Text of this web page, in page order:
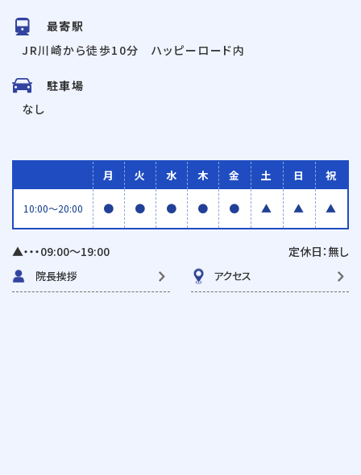
最寄駅
JR川崎から徒歩10分 ハッピーロード内
駐車場
なし
月 火 水 木 金 土 日 祝
10:00〜20:00 ● ● ● ● ● ▲ ▲ ▲
▲・・・09:00〜19:00 定休日：無し
院長挨拶 アクセス